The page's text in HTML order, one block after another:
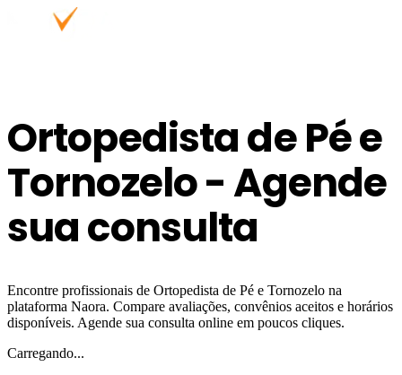
Ortopedista de Pé e
Tornozelo - Agende
sua consulta
Encontre profissionais de Ortopedista de Pé e Tornozelo na
plataforma Naora. Compare avaliações, convênios aceitos e horários
disponíveis. Agende sua consulta online em poucos cliques.
Carregando...